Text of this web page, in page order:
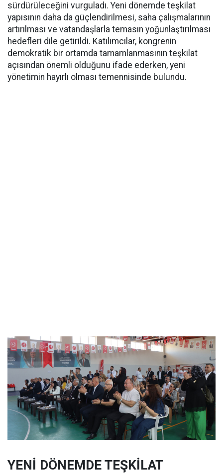
sürdürüleceğini vurguladı. Yeni dönemde teşkilat
yapısının daha da güçlendirilmesi, saha çalışmalarının
artırılması ve vatandaşlarla temasın yoğunlaştırılması
hedefleri dile getirildi. Katılımcılar, kongrenin
demokratik bir ortamda tamamlanmasının teşkilat
açısından önemli olduğunu ifade ederken, yeni
yönetimin hayırlı olması temennisinde bulundu.
YENİ DÖNEMDE TEŞKİLAT